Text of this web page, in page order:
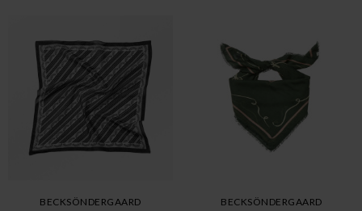
BECKSÖNDERGAARD BECKSÖNDERGAARD